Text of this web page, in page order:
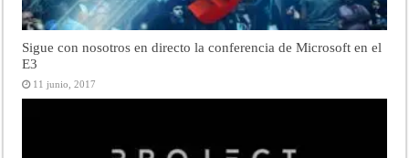
Sigue con nosotros en directo la conferencia de Microsoft en el
E3
11 junio, 2017